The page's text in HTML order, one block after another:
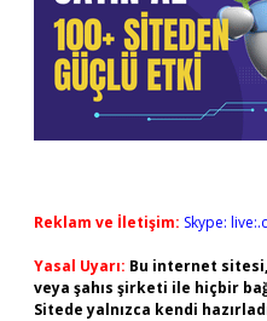
Reklam ve İletişim: Skype:
Yasal Uyarı: Bu internet
veya şahıs şirketi ile hiçbir
Sitede yalnızca kendi